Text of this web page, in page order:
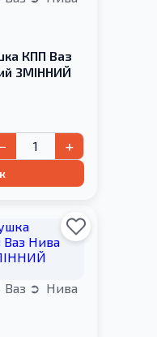
КПП Ваз
ЗМІННИЙ
+
Ваз
Нива